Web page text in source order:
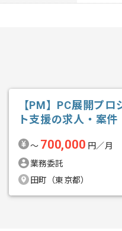
【PM】PC展開プロ
ト支援の求人・案件
〜 700,000 円／月
業務委託
田町（東京都）